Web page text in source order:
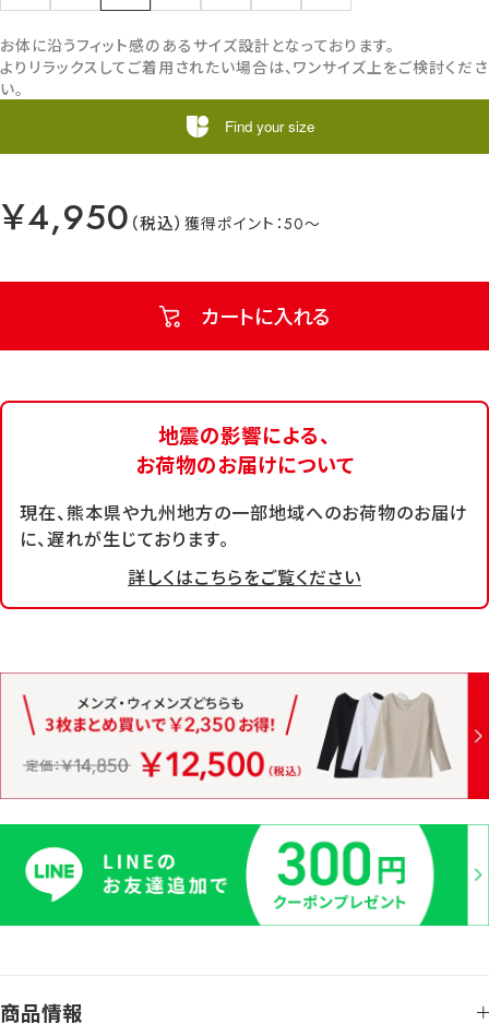
￥4,950 50
カートに入れる
お体に沿うフィット感のあるサイズ設計となっております。
よりリラックスしてご着用されたい場合は、ワンサイズ上をご検討くださ
い。
Find your size
地震の影響による、
お荷物のお届けについて
現在、熊本県や九州地方の一部地域へのお荷物のお届け
に、遅れが生じております。
詳しくはこちらをご覧ください
商品情報